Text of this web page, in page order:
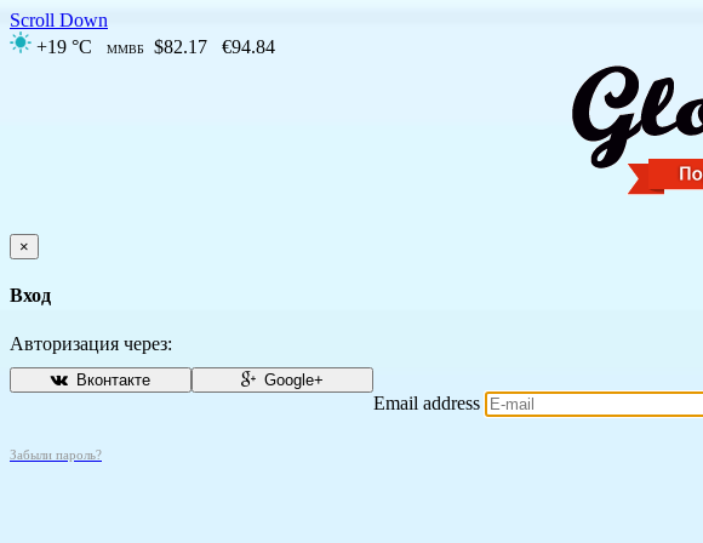
Scroll Down
+19 °C
ММВБ $82.17 €94.84
×
Вход
Авторизация через:
Вконтакте Google+
Email address
Забыли пароль?